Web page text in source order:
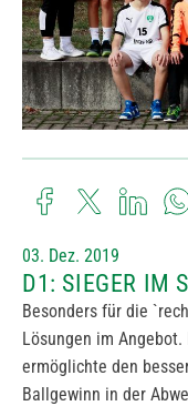
03. Dez. 2019
D1: SIEGER IM
Besonders für die
Lösungen im
ermöglichte den
Ballgewinn in der